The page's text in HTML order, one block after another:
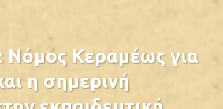
Νόμος Κεραμέως για
η σημερινή